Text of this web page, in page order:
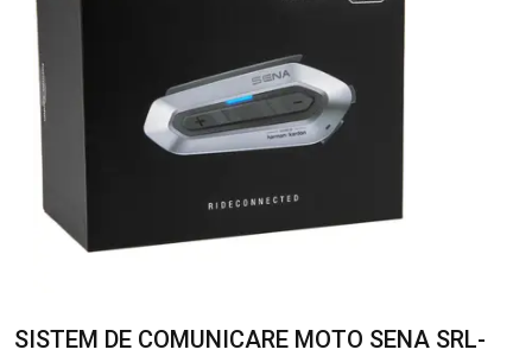
SISTEM DE COMUNICARE MOTO SENA SRL-